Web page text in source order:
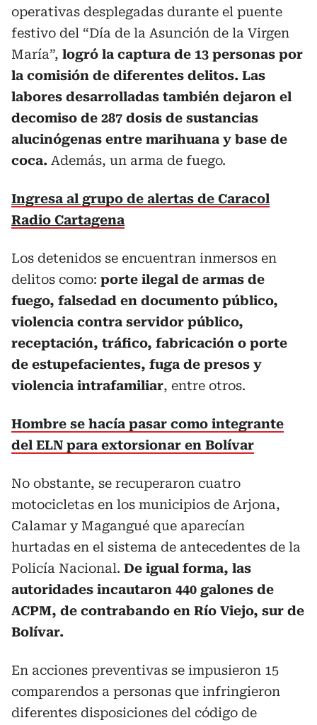
operativas desplegadas durante el puente
festivo del “Día de la Asunción de la Virgen
María”, logró la captura de 13 personas por
la comisión de diferentes delitos. Las
labores desarrolladas también dejaron el
decomiso de 287 dosis de sustancias
alucinógenas entre marihuana y base de
coca. Además, un arma de fuego.
Ingresa al grupo de alertas de Caracol
Radio Cartagena
Los detenidos se encuentran inmersos en
delitos como: porte ilegal de armas de
fuego, falsedad en documento público,
violencia contra servidor público,
receptación, tráfico, fabricación o porte
de estupefacientes, fuga de presos y
violencia intrafamiliar, entre otros.
Hombre se hacía pasar como integrante
del ELN para extorsionar en Bolívar
No obstante, se recuperaron cuatro
motocicletas en los municipios de Arjona,
Calamar y Magangué que aparecían
hurtadas en el sistema de antecedentes de la
Policía Nacional. De igual forma, las
autoridades incautaron 440 galones de
ACPM, de contrabando en Río Viejo, sur de
Bolívar.
En acciones preventivas se impusieron 15
comparendos a personas que infringieron
diferentes disposiciones del código de